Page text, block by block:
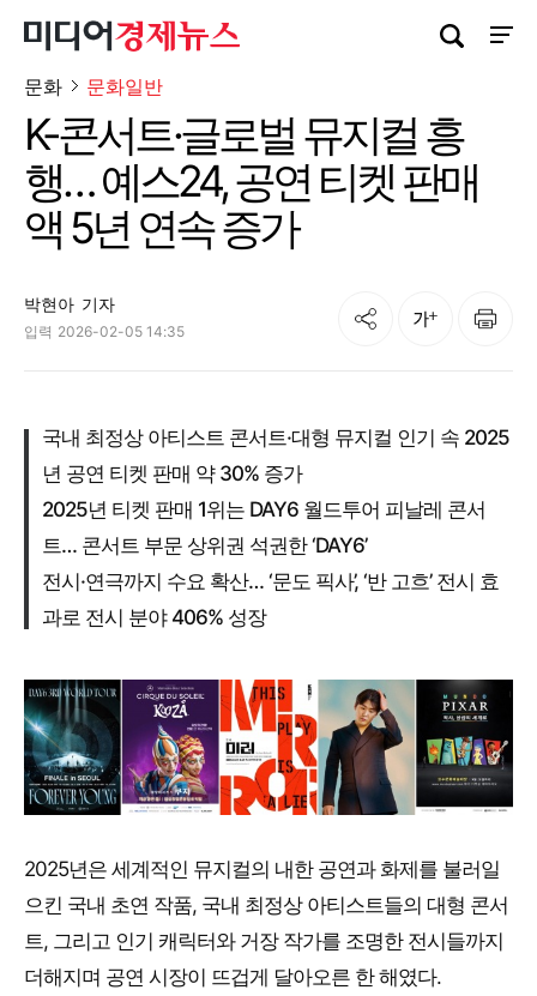
사이
검색창 열기
문화 문화일반
K-콘서트·글로벌 뮤지컬 흥
행… 예스24, 공연 티켓 판매
액 5년 연속 증가
박현아 기자
입력 2026-02-05 14:35
공유 글자크기 인쇄
국내 최정상 아티스트 콘서트·대형 뮤지컬 인기 속 2025
년 공연 티켓 판매 약 30% 증가
2025년 티켓 판매 1위는 DAY6 월드투어 피날레 콘서
트… 콘서트 부문 상위권 석권한 ‘DAY6’
전시·연극까지 수요 확산… ‘문도 픽사’, ‘반 고흐’ 전시 효
과로 전시 분야 406% 성장
2025년은 세계적인 뮤지컬의 내한 공연과 화제를 불러일
으킨 국내 초연 작품, 국내 최정상 아티스트들의 대형 콘서
트, 그리고 인기 캐릭터와 거장 작가를 조명한 전시들까지
더해지며 공연 시장이 뜨겁게 달아오른 한 해였다.